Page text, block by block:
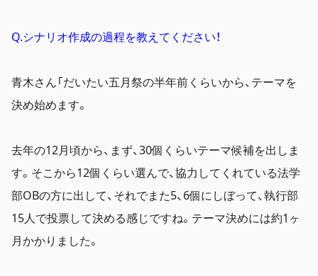
Q.シナリオ作成の過程を教えてください！
青木さん「だいたい五月祭の半年前くらいから、テーマを
決め始めます。
去年の12月頃から、まず、30個くらいテーマ候補を出しま
す。そこから12個くらい選んで、協力してくれている法学
部OBの方に出して、それでまた5、6個にしぼって、執行部
15人で投票して決める感じですね。テーマ決めには約1ヶ
月かかりました。